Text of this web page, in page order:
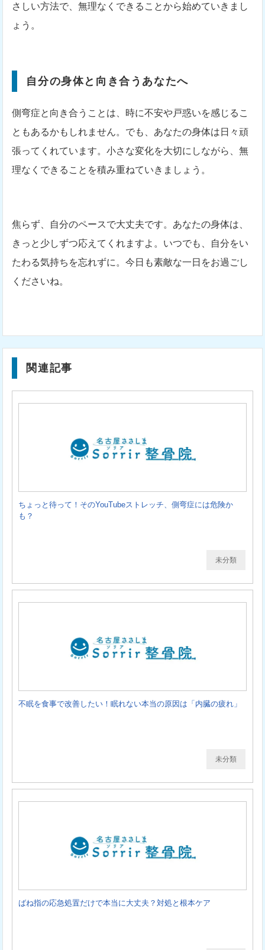
さしい方法で、無理なくできることから始めていきまし
ょう。
自分の身体と向き合うあなたへ
側弯症と向き合うことは、時に不安や戸惑いを感じるこ
ともあるかもしれません。でも、あなたの身体は日々頑
張ってくれています。小さな変化を大切にしながら、無
理なくできることを積み重ねていきましょう。
焦らず、自分のペースで大丈夫です。あなたの身体は、
きっと少しずつ応えてくれますよ。いつでも、自分をい
たわる気持ちを忘れずに。今日も素敵な一日をお過ごし
くださいね。
関連記事
ちょっと待って！そのYouTubeストレッチ、側弯症には危険か
も？
未分類
不眠を食事で改善したい！眠れない本当の原因は「内臓の疲れ」
未分類
ばね指の応急処置だけで本当に大丈夫？対処と根本ケア